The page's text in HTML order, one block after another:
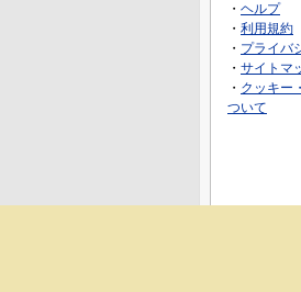
・ ヘルプ
・ 利用規約
・ プライバ
・ サイトマ
・ クッキー
ついて